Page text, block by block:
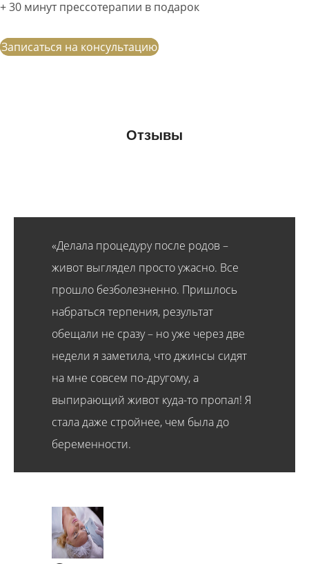
+ 30 минут прессотерапии в подарок
Записаться на консультацию
Отзывы
«Делала процедуру после родов –
живот выглядел просто ужасно. Все
прошло безболезненно. Пришлось
набраться терпения, результат
обещали не сразу – но уже через две
недели я заметила, что джинсы сидят
на мне совсем по-другому, а
выпирающий живот куда-то пропал! Я
стала даже стройнее, чем была до
беременности.